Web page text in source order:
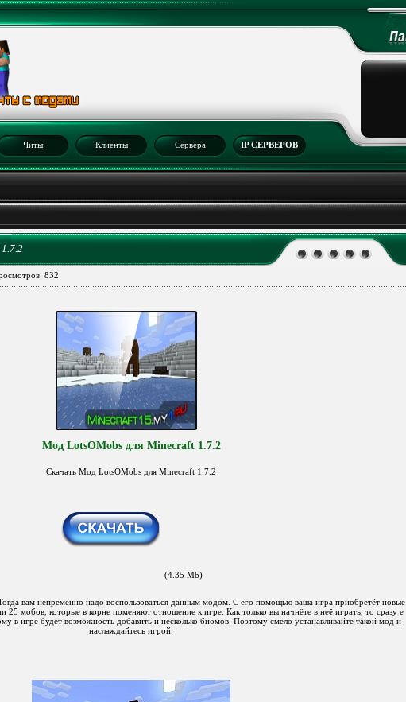
Читы Клиенты Сервера IP СЕРВЕРОВ
832
Мод LotsOMobs для Minecraft 1.7.2
Скачать Мод LotsOMobs для Minecraft 1.7.2
(4.35 Mb)
вам непременно надо воспользоваться данным модом. С его помощью ваша игра приобретёт новые
25 мобов, которые в корне поменяют отношение к игре. Как только вы начнёте в неё играть, то сразу е
в игре будет возможность добавить и несколько биомов. Поэтому смело устанавливайте такой мод и
наслаждайтесь игрой.